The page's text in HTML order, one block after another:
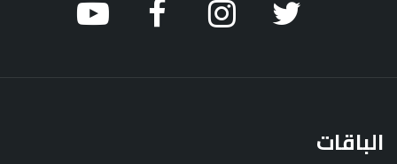
الباقات